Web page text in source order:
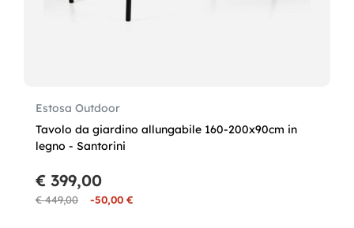
Estosa Outdoor
Tavolo da giardino allungabile 160-200x90cm in
legno - Santorini
€ 449,00 -50,00 €
€ 399,00